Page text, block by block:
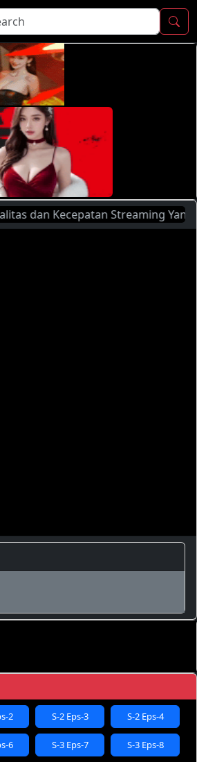
Streaming Yang Lebih
2 S-2 Eps-3 S-2 Eps-4
6 S-3 Eps-7 S-3 Eps-8